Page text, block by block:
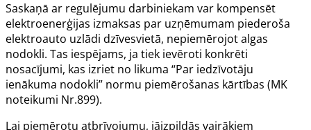
Saskaņā ar regulējumu darbiniekam var kompensēt
elektroenerģijas izmaksas par uzņēmumam piederoša
elektroauto uzlādi dzīvesvietā, nepiemērojot algas
nodokli. Tas iespējams, ja tiek ievēroti konkrēti
nosacījumi, kas izriet no likuma “Par iedzīvotāju
ienākuma nodokli” normu piemērošanas kārtības (MK
noteikumi Nr.899).
Lai piemērotu atbrīvojumu, jāizpildās vairākiem